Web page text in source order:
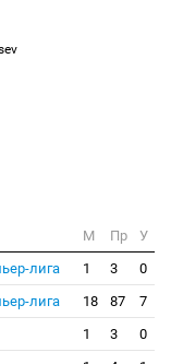
М Пр
У
лига 1 3
0
лига 18 87
7
1 3
0